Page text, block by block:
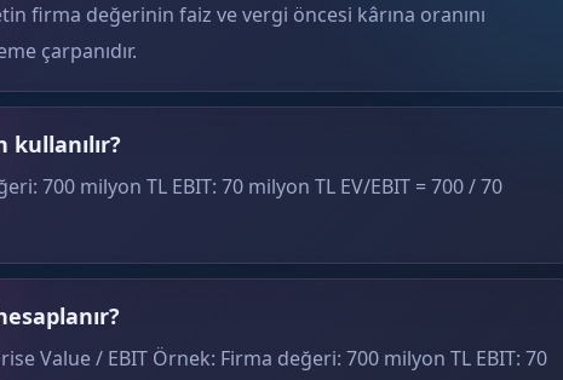
firma değerinin faiz ve vergi öncesi kârına oranını
çarpanıdır.
kullanılır?
700 milyon TL EBIT: 70 milyon TL EV/EBIT = 700 / 70
Value / EBIT Örnek: Firma değeri: 700 milyon TL EBIT: 70